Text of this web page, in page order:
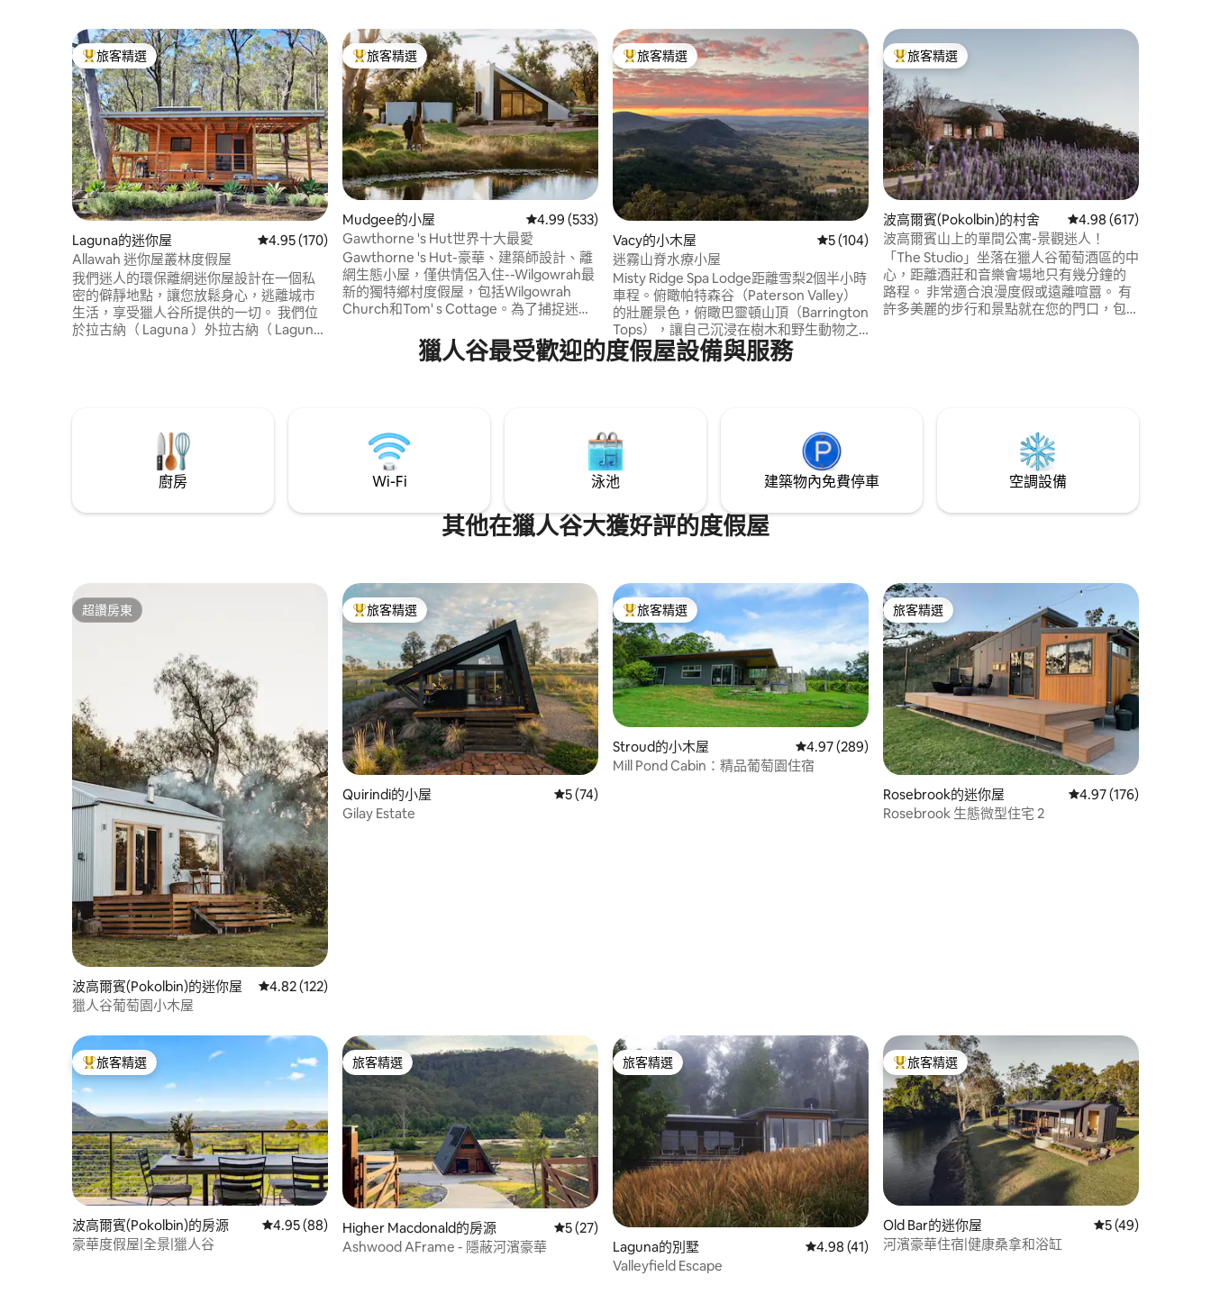
旅客精選榜首
旅客精選
Laguna的迷你屋 從 170 則評價中獲得 4.95 的平均評分（滿分 5 分）
4.95 (170)
Allawah 迷你屋叢林度假屋
我們迷人的環保離網迷你屋設計在一個私
密的僻靜地點，讓您放鬆身心，逃離城市
生活，享受獵人谷所提供的一切。 我們位
於拉古納（ Laguna ）外拉古納（ Laguna
的風景如畫的景觀。
旅客精選榜首
旅客精選
Mudgee的小屋 從 533 則評價中獲得 4.99 的平均評分（滿分 5 分）
4.99 (533)
Gawthorne 's Hut世界十大最愛
Gawthorne 's Hut-豪華、建築師設計、離
網生態小屋，僅供情侶入住--Wilgowrah最
新的獨特鄉村度假屋，包括Wilgowrah
Church和Tom' s Cottage。為了捕捉迷人
離感。特大床、全套浴室、淋浴間、沖水
馬桶、小廚房、WiFi、空調（有一些限制）
旅客精選榜首
旅客精選
Vacy的小木屋 從 104 則評價中獲得 5 的平均評分（滿分 5 分）
5 (104)
迷霧山脊水療小屋
Misty Ridge Spa Lodge距離雪梨2個半小時
車程。俯瞰帕特森谷（Paterson Valley）
的壯麗景色，俯瞰巴靈頓山頂（Barrington
Tops），讓自己沉浸在樹木和野生動物之
間的大自然中。Misty Ridge擁有3間臥室、
2間浴室、設備精良的廚房和寬敞的起居空
旅客精選榜首
旅客精選
波高爾賓(Pokolbin)的村舍 從 617 則評價中獲得
4.98 (617)
波高爾賓山上的單間公寓-景觀迷人！
「The Studio」坐落在獵人谷葡萄酒區的中
心，距離酒莊和音樂會場地只有幾分鐘的
路程。 非常適合浪漫度假或遠離喧囂。 有
許多美麗的步行和景點就在您的門口，包
獵人谷最受歡迎的度假屋設備與服務
廚房 Wi-Fi 泳池 建築物內免費停車 空調設備
其他在獵人谷大獲好評的度假屋
超讚房東
超讚房東
波高爾賓(Pokolbin)的迷你屋 從 122 則評價中獲得 4.82 的平均評分（滿分 5 分）
4.82 (122)
獵人谷葡萄園小木屋
旅客精選榜首
旅客精選
Quirindi的小屋 從 74 則評價中獲得 5 的平均評分（滿分 5 分）
5 (74)
Gilay Estate
旅客精選榜首
旅客精選
Stroud的小木屋 從 289 則評價中獲得 4.97 的平均評分（滿分 5 分）
4.97 (289)
Mill Pond Cabin：精品葡萄園住宿
旅客精選
旅客精選
Rosebrook的迷你屋 從 176 則評價中獲得
4.97 (176)
Rosebrook 生態微型住宅 2
旅客精選榜首
旅客精選
波高爾賓(Pokolbin)的房源 從 88 則評價中獲得 4.95 的平均評分（滿分 5 分）
4.95 (88)
豪華度假屋|全景|獵人谷
旅客精選
旅客精選
Higher Macdonald的房源 從 27 則評價中獲得 5 的平均評分（滿分 5 分）
5 (27)
Ashwood AFrame - 隱蔽河濱豪華
旅客精選
旅客精選
Laguna的別墅 從 41 則評價中獲得 4.98 的平均評分（滿分 5 分）
4.98 (41)
Valleyfield Escape
旅客精選榜首
旅客精選
Old Bar的迷你屋 從 49 則評價中獲
5 (49)
河濱豪華住宿|健康桑拿和浴缸